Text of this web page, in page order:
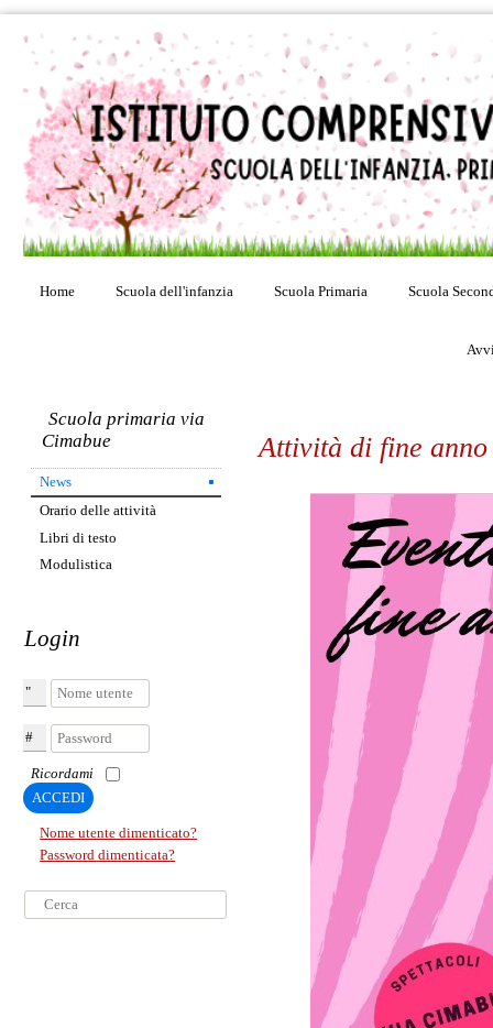
Home Scuola dell'infanzia Scuola Primaria Scuola
Scuola primaria via
Cimabue
News
Orario delle attività
Libri di testo
Modulistica
Login
Nome utente
Password
Ricordami
ACCEDI
Nome utente dimenticato?
Password dimenticata?
Cerca...
Attività di fine